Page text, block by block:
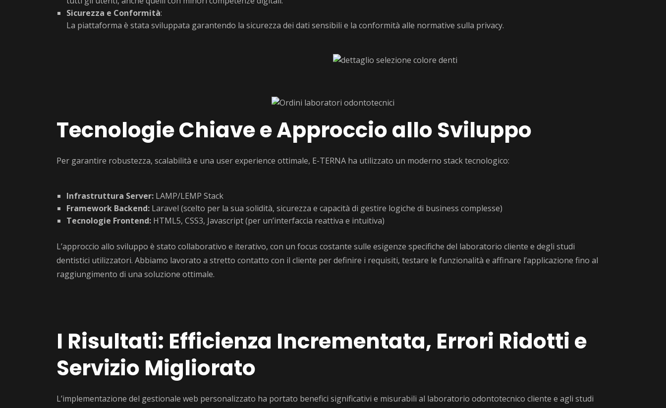
Sicurezza e Conformità:
La piattaforma è stata sviluppata garantendo la sicurezza dei dati sensibili e la conformità alle normative sulla privacy.
Tecnologie Chiave e Approccio allo Sviluppo
Per garantire robustezza, scalabilità e una user experience ottimale, E-TERNA ha utilizzato un moderno stack tecnologico:
Infrastruttura Server: LAMP/LEMP Stack
Framework Backend: Laravel (scelto per la sua solidità, sicurezza e capacità di gestire logiche di business complesse)
Tecnologie Frontend: HTML5, CSS3, Javascript (per un’interfaccia reattiva e intuitiva)
L’approccio allo sviluppo è stato collaborativo e iterativo, con un focus costante sulle esigenze specifiche del laboratorio cliente e degli studi
dentistici utilizzatori. Abbiamo lavorato a stretto contatto con il cliente per definire i requisiti, testare le funzionalità e affinare l’applicazione fino al
raggiungimento di una soluzione ottimale.
I Risultati: Efficienza Incrementata, Errori Ridotti e
Servizio Migliorato
L’implementazione del gestionale web personalizzato ha portato benefici significativi e misurabili al laboratorio odontotecnico cliente e agli studi